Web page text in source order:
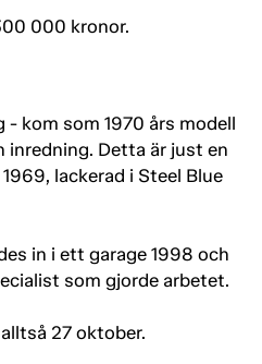
000 kronor.
kom som 1970 års modell
inredning. Detta är just en
lackerad i Steel Blue
in i ett garage 1998 och
som gjorde arbetet.
27 oktober.